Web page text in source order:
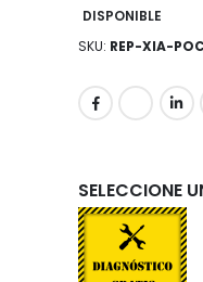
DISPONIBLE
SKU REP-XIA-
SELECCIONE